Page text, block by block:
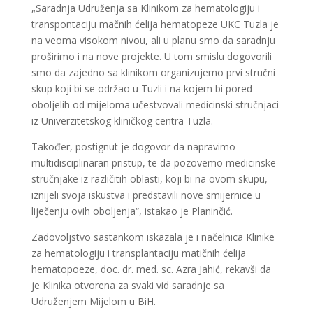
„Saradnja Udruženja sa Klinikom za hematologiju i
transpontaciju mačnih ćelija hematopeze UKC Tuzla je
na veoma visokom nivou, ali u planu smo da saradnju
proširimo i na nove projekte. U tom smislu dogovorili
smo da zajedno sa klinikom organizujemo prvi stručni
skup koji bi se održao u Tuzli i na kojem bi pored
oboljelih od mijeloma učestvovali medicinski stručnjaci
iz Univerzitetskog kliničkog centra Tuzla.
Također, postignut je dogovor da napravimo
multidisciplinaran pristup, te da pozovemo medicinske
stručnjake iz različitih oblasti, koji bi na ovom skupu,
iznijeli svoja iskustva i predstavili nove smijernice u
liječenju ovih oboljenja“, istakao je Planinčić.
Zadovoljstvo sastankom iskazala je i načelnica Klinike
za hematologiju i transplantaciju matičnih ćelija
hematopoeze, doc. dr. med. sc. Azra Jahić, rekavši da
je Klinika otvorena za svaki vid saradnje sa
Udruženjem Mijelom u BiH.